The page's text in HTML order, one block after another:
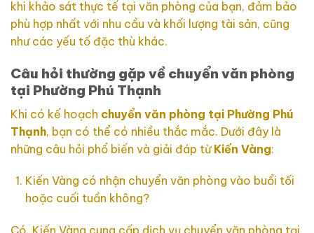
khi khảo sát thực tế tại văn phòng của bạn, đảm bảo
phù hợp nhất với nhu cầu và khối lượng tài sản, cũng
như các yếu tố đặc thù khác.
Câu hỏi thường gặp về chuyển văn phòng
tại Phường Phú Thạnh
Khi có kế hoạch chuyển văn phòng tại Phường Phú
Thạnh, bạn có thể có nhiều thắc mắc. Dưới đây là
những câu hỏi phổ biến và giải đáp từ Kiến Vàng:
Kiến Vàng có nhận chuyển văn phòng vào buổi tối
hoặc cuối tuần không?